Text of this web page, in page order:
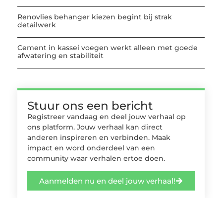
Renovlies behanger kiezen begint bij strak
detailwerk
Cement in kassei voegen werkt alleen met goede
afwatering en stabiliteit
Stuur ons een bericht
Registreer vandaag en deel jouw verhaal op
ons platform. Jouw verhaal kan direct
anderen inspireren en verbinden. Maak
impact en word onderdeel van een
community waar verhalen ertoe doen.
Aanmelden nu en deel jouw verhaal!